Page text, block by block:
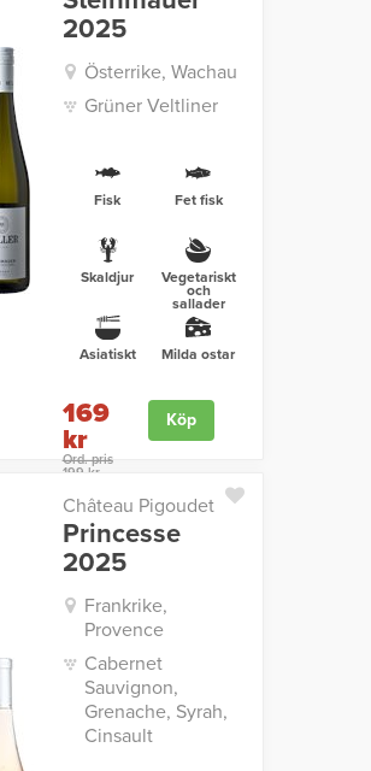
2025
Österrike, Wachau
Grüner Veltliner
Fisk Fet fisk
Skaldjur Vegetariskt
och
sallader
Asiatiskt Milda ostar
169
kr
Ord. pris
199 kr
Köp
Château Pigoudet
Princesse
2025
Frankrike,
Provence
Cabernet
Sauvignon,
Grenache, Syrah,
Cinsault